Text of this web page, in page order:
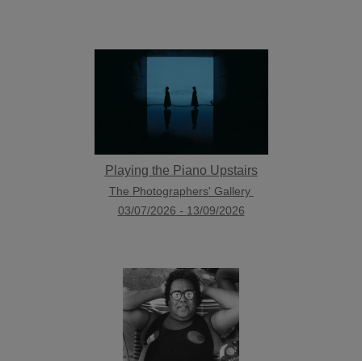
Playing the Piano Upstairs
The Photographers' Gallery
03/07/2026 - 13/09/2026